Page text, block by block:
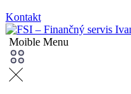
Kontakt
Moible Menu